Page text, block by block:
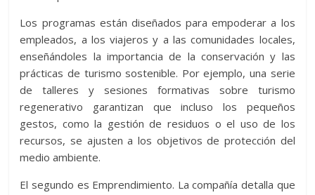
Los programas están diseñados para empoderar a los
empleados, a los viajeros y a las comunidades locales,
enseñándoles la importancia de la conservación y las
prácticas de turismo sostenible. Por ejemplo, una serie
de talleres y sesiones formativas sobre turismo
regenerativo garantizan que incluso los pequeños
gestos, como la gestión de residuos o el uso de los
recursos, se ajusten a los objetivos de protección del
medio ambiente.
El segundo es Emprendimiento. La compañía detalla que